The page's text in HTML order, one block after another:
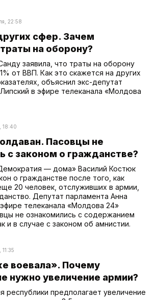
22:58
сфер. Зачем
на оборону?
заявила, что траты на оборону
от ВВП. Как это скажется на других
объяснил экс-депутат
в эфире телеканала «Молдова
18:40
Пасовцы не
с законом о гражданстве?
— дома» Василий Костюк
о гражданстве после того, как
20 человек, отслуживших в армии,
Депутат парламента Анна
телеканала «Молдова 24»
не ознакомились с содержанием
и в случае с законом об амнистии.
воевала». Почему
нужно увеличение армии?
республики предполагает увеличение